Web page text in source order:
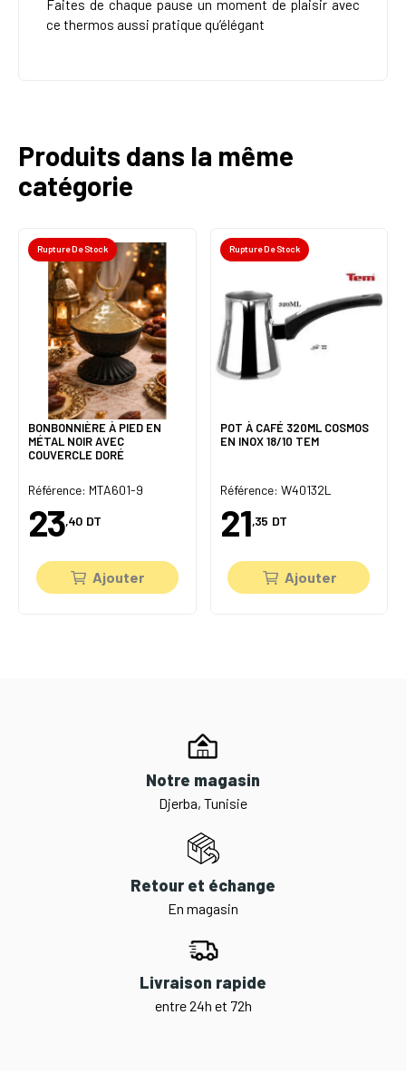
Faites de chaque pause un moment de plaisir avec
ce thermos aussi pratique qu’élégant
Produits dans la même
catégorie
Rupture De Stock
BONBONNIÈRE À PIED EN
MÉTAL NOIR AVEC
COUVERCLE DORÉ
Référence: MTA601-9
23,40 DT
Ajouter
Rupture De Stock
POT À CAFÉ 320ML COSMOS
EN INOX 18/10 TEM
Référence: W40132L
21,35 DT
Ajouter
Notre magasin
Djerba, Tunisie
Retour et échange
En magasin
Livraison rapide
entre 24h et 72h